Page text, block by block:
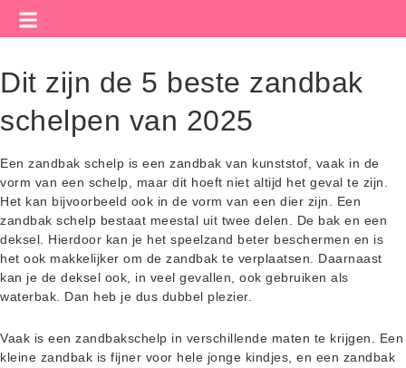
Dit zijn de 5 beste zandbak
schelpen van 2025
Een zandbak schelp is een zandbak van kunststof, vaak in de
vorm van een schelp, maar dit hoeft niet altijd het geval te zijn.
Het kan bijvoorbeeld ook in de vorm van een dier zijn. Een
zandbak schelp bestaat meestal uit twee delen. De bak en een
deksel. Hierdoor kan je het speelzand beter beschermen en is
het ook makkelijker om de zandbak te verplaatsen. Daarnaast
kan je de deksel ook, in veel gevallen, ook gebruiken als
waterbak. Dan heb je dus dubbel plezier.
Vaak is een zandbakschelp in verschillende maten te krijgen. Een
kleine zandbak is fijner voor hele jonge kindjes, en een zandbak